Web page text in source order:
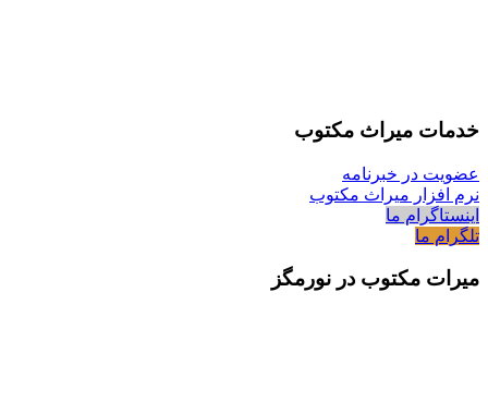
خدمات میراث مکتوب
عضویت در خبرنامه
نرم افزار میراث مکتوب
اینستاگرام ما
تلگرام ما
میرات مکتوب در نورمگز